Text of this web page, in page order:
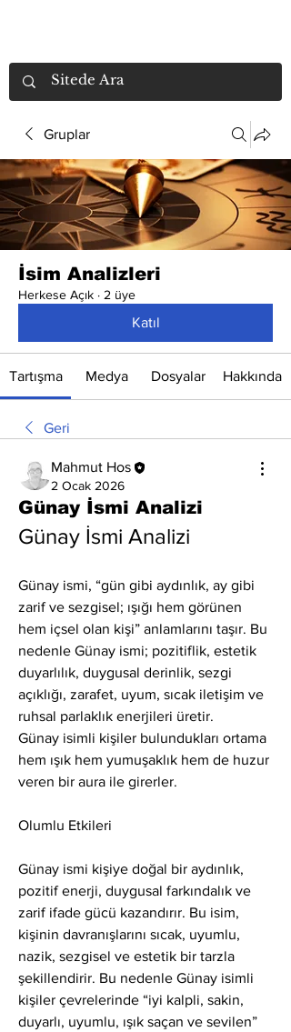
Gruplar
İsim Analizleri
Herkese Açık · 2 üye
Katıl
Tartışma Medya Dosyalar Hakkında
Geri
Mahmut Hos
2 Ocak 2026
Günay İsmi Analizi
Günay İsmi Analizi
Günay ismi, “gün gibi aydınlık, ay gibi
zarif ve sezgisel; ışığı hem görünen
hem içsel olan kişi” anlamlarını taşır. Bu
nedenle Günay ismi; pozitiflik, estetik
duyarlılık, duygusal derinlik, sezgi
açıklığı, zarafet, uyum, sıcak iletişim ve
ruhsal parlaklık enerjileri üretir.
Günay isimli kişiler bulundukları ortama
hem ışık hem yumuşaklık hem de huzur
veren bir aura ile girerler.
Olumlu Etkileri
Günay ismi kişiye doğal bir aydınlık,
pozitif enerji, duygusal farkındalık ve
zarif ifade gücü kazandırır. Bu isim,
kişinin davranışlarını sıcak, uyumlu,
nazik, sezgisel ve estetik bir tarzla
şekillendirir. Bu nedenle Günay isimli
kişiler çevrelerinde “iyi kalpli, sakin,
duyarlı, uyumlu, ışık saçan ve sevilen”